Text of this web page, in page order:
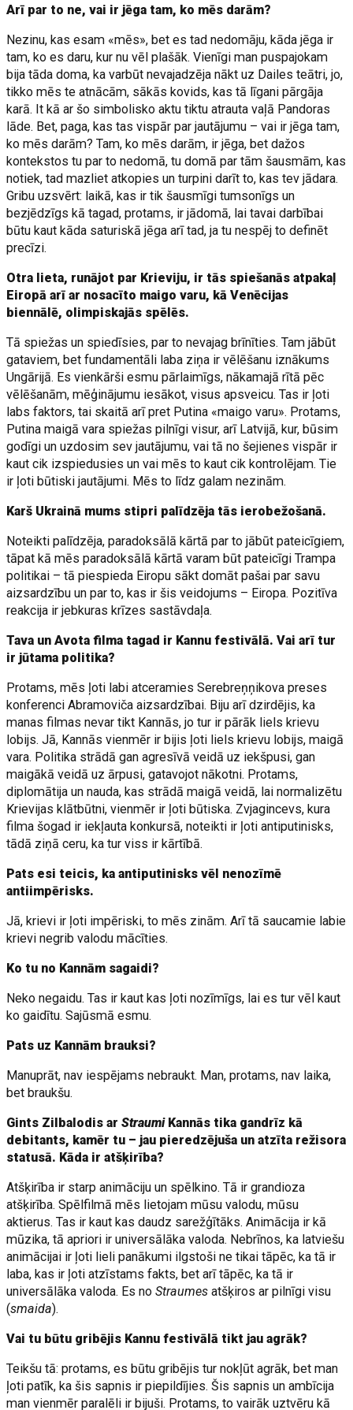
Arī par to ne, vai ir jēga tam, ko mēs darām?
Nezinu, kas esam «mēs», bet es tad nedomāju, kāda jēga ir
tam, ko es daru, kur nu vēl plašāk. Vienīgi man puspajokam
bija tāda doma, ka varbūt nevajadzēja nākt uz Dailes teātri, jo,
tikko mēs te atnācām, sākās kovids, kas tā līgani pārgāja
karā. It kā ar šo simbolisko aktu tiktu atrauta vaļā Pandoras
lāde. Bet, paga, kas tas vispār par jautājumu – vai ir jēga tam,
ko mēs darām? Tam, ko mēs darām, ir jēga, bet dažos
kontekstos tu par to nedomā, tu domā par tām šausmām, kas
notiek, tad mazliet atkopies un turpini darīt to, kas tev jādara.
Gribu uzsvērt: laikā, kas ir tik šausmīgi tumsonīgs un
bezjēdzīgs kā tagad, protams, ir jādomā, lai tavai darbībai
būtu kaut kāda saturiskā jēga arī tad, ja tu nespēj to definēt
precīzi.
Otra lieta, runājot par Krieviju, ir tās spiešanās atpakaļ
Eiropā arī ar nosacīto maigo varu, kā Venēcijas
biennālē, olimpiskajās spēlēs.
Tā spiežas un spiedīsies, par to nevajag brīnīties. Tam jābūt
gataviem, bet fundamentāli laba ziņa ir vēlēšanu iznākums
Ungārijā. Es vienkārši esmu pārlaimīgs, nākamajā rītā pēc
vēlēšanām, mēģinājumu iesākot, visus apsveicu. Tas ir ļoti
labs faktors, tai skaitā arī pret Putina «maigo varu». Protams,
Putina maigā vara spiežas pilnīgi visur, arī Latvijā, kur, būsim
godīgi un uzdosim sev jautājumu, vai tā no šejienes vispār ir
kaut cik izspiedusies un vai mēs to kaut cik kontrolējam. Tie
ir ļoti būtiski jautājumi. Mēs to līdz galam nezinām.
Karš Ukrainā mums stipri palīdzēja tās ierobežošanā.
Noteikti palīdzēja, paradoksālā kārtā par to jābūt pateicīgiem,
tāpat kā mēs paradoksālā kārtā varam būt pateicīgi Trampa
politikai – tā piespieda Eiropu sākt domāt pašai par savu
aizsardzību un par to, kas ir šis veidojums – Eiropa. Pozitīva
reakcija ir jebkuras krīzes sastāvdaļa.
Tava un Avota filma tagad ir Kannu festivālā. Vai arī tur
ir jūtama politika?
Protams, mēs ļoti labi atceramies Serebreņņikova preses
konferenci Abramoviča aizsardzībai. Biju arī dzirdējis, ka
manas filmas nevar tikt Kannās, jo tur ir pārāk liels krievu
lobijs. Jā, Kannās vienmēr ir bijis ļoti liels krievu lobijs, maigā
vara. Politika strādā gan agresīvā veidā uz iekšpusi, gan
maigākā veidā uz ārpusi, gatavojot nākotni. Protams,
diplomātija un nauda, kas strādā maigā veidā, lai normalizētu
Krievijas klātbūtni, vienmēr ir ļoti būtiska. Zvjagincevs, kura
filma šogad ir iekļauta konkursā, noteikti ir ļoti antiputinisks,
tādā ziņā ceru, ka tur viss ir kārtībā.
Pats esi teicis, ka antiputinisks vēl nenozīmē
antiimpērisks.
Jā, krievi ir ļoti impēriski, to mēs zinām. Arī tā saucamie labie
krievi negrib valodu mācīties.
Ko tu no Kannām sagaidi?
Neko negaidu. Tas ir kaut kas ļoti nozīmīgs, lai es tur vēl kaut
ko gaidītu. Sajūsmā esmu.
Pats uz Kannām brauksi?
Manuprāt, nav iespējams nebraukt. Man, protams, nav laika,
bet braukšu.
Gints Zilbalodis arStraumi Kannās tika gandrīz kā
debitants, kamēr tu – jau pieredzējuša un atzīta režisora
statusā. Kāda ir atšķirība?
Atšķirība ir starp animāciju un spēlkino. Tā ir grandioza
atšķirība. Spēlfilmā mēs lietojam mūsu valodu, mūsu
aktierus. Tas ir kaut kas daudz sarežģītāks. Animācija ir kā
mūzika, tā apriori ir universālāka valoda. Nebrīnos, ka latviešu
animācijai ir ļoti lieli panākumi ilgstoši ne tikai tāpēc, ka tā ir
laba, kas ir ļoti atzīstams fakts, bet arī tāpēc, ka tā ir
universālāka valoda. Es noStraumesatšķiros ar pilnīgi visu
(smaida).
Vai tu būtu gribējis Kannu festivālā tikt jau agrāk?
Teikšu tā: protams, es būtu gribējis tur nokļūt agrāk, bet man
ļoti patīk, ka šis sapnis ir piepildījies. Šis sapnis un ambīcija
man vienmēr paralēli ir bijuši. Protams, to vairāk uztvēru kā